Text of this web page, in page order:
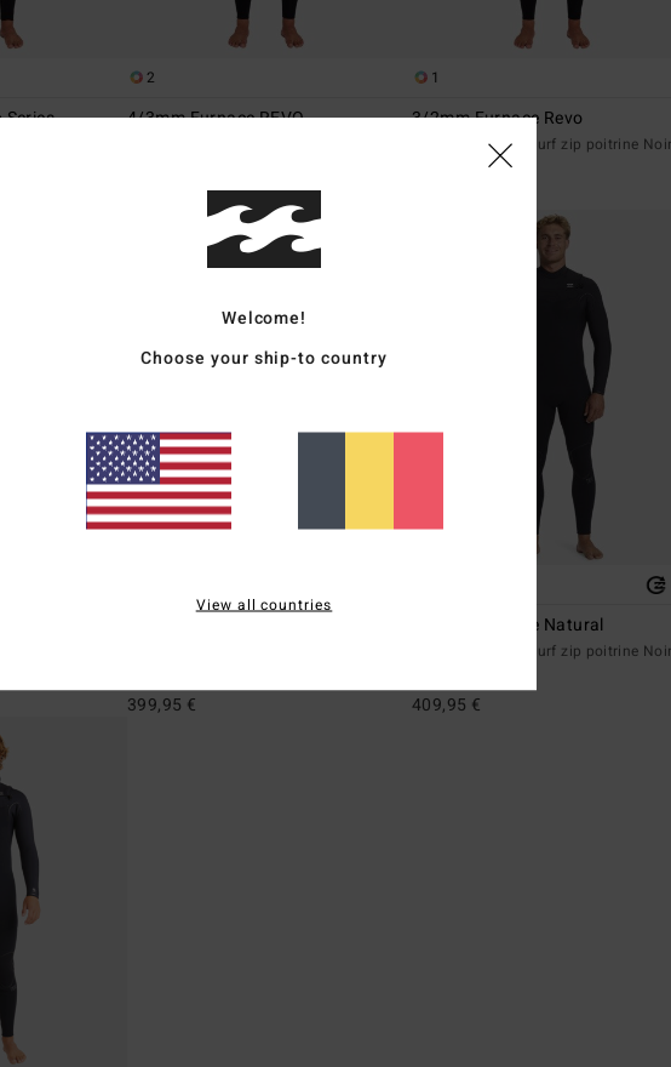
poitrine Noir
2
4/3mm Furnace REVO
1
3/2mm Furnace Revo
Combinaison de surf zip poitrine Noir
poitrine Noir
399,95 €
4/3mm Furnace Natural
Combinaison de surf zip poitrine Noir
409,95 €
Welcome!
Choose your ship-to country
View all countries